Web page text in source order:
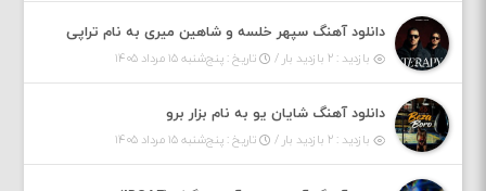
دانلود آهنگ سپهر خلسه و شاهین میری به نام تراپی
بازدید : ۲ بازدید بار / تاریخ : پنج‌شنبه ۱۵ مرداد ۱۴۰۵
دانلود آهنگ شایان یو به نام بزار برو
بازدید : ۲ بازدید بار / تاریخ : پنج‌شنبه ۱۵ مرداد ۱۴۰۵